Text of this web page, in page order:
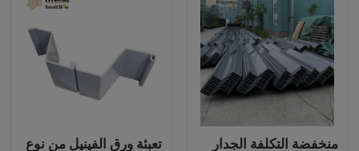
اطلب اقتباس
الوسائط المرشحة MBBR
MBBR بيو ميديا
منخفضة التكلفة الجدار تعبئة ورق الفينيل من نوع